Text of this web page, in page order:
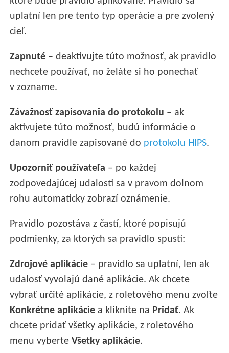
uplatní len pre tento typ operácie a pre zvolený
cieľ.
Zapnuté – deaktivujte túto možnosť, ak pravidlo
nechcete používať, no želáte si ho ponechať
v zozname.
Závažnosť zapisovania do protokolu – ak
aktivujete túto možnosť, budú informácie o
danom pravidle zapisované do protokolu HIPS.
Upozorniť používateľa – po každej
zodpovedajúcej udalosti sa v pravom dolnom
rohu automaticky zobrazí oznámenie.
Pravidlo pozostáva z častí, ktoré popisujú
podmienky, za ktorých sa pravidlo spustí:
Zdrojové aplikácie – pravidlo sa uplatní, len ak
udalosť vyvolajú dané aplikácie. Ak chcete
vybrať určité aplikácie, z roletového menu zvoľte
Konkrétne aplikácie a kliknite na Pridať. Ak
chcete pridať všetky aplikácie, z roletového
menu vyberteVšetky aplikácie.